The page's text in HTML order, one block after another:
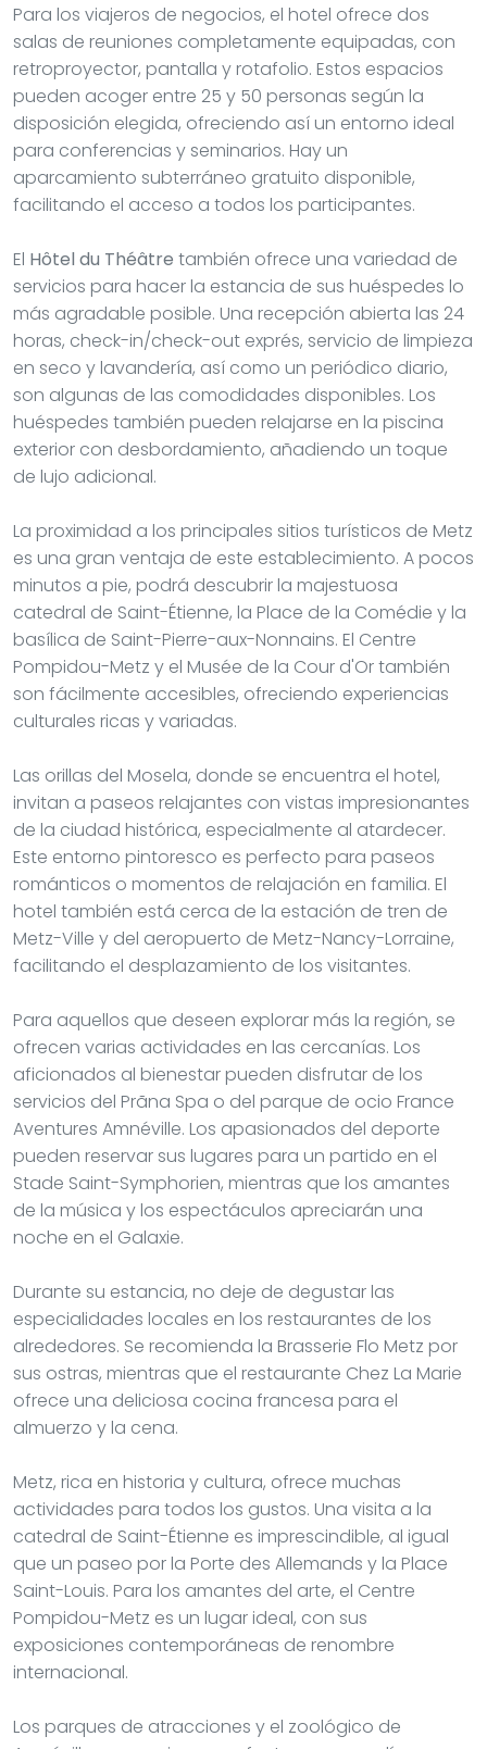
Para los viajeros de negocios, el hotel ofrece dos
salas de reuniones completamente equipadas, con
retroproyector, pantalla y rotafolio. Estos espacios
pueden acoger entre 25 y 50 personas según la
disposición elegida, ofreciendo así un entorno ideal
para conferencias y seminarios. Hay un
aparcamiento subterráneo gratuito disponible,
facilitando el acceso a todos los participantes.
El Hôtel du Théâtre también ofrece una variedad de
servicios para hacer la estancia de sus huéspedes lo
más agradable posible. Una recepción abierta las 24
horas, check-in/check-out exprés, servicio de limpieza
en seco y lavandería, así como un periódico diario,
son algunas de las comodidades disponibles. Los
huéspedes también pueden relajarse en la piscina
exterior con desbordamiento, añadiendo un toque
de lujo adicional.
La proximidad a los principales sitios turísticos de Metz
es una gran ventaja de este establecimiento. A pocos
minutos a pie, podrá descubrir la majestuosa
catedral de Saint-Étienne, la Place de la Comédie y la
basílica de Saint-Pierre-aux-Nonnains. El Centre
Pompidou-Metz y el Musée de la Cour d'Or también
son fácilmente accesibles, ofreciendo experiencias
culturales ricas y variadas.
Las orillas del Mosela, donde se encuentra el hotel,
invitan a paseos relajantes con vistas impresionantes
de la ciudad histórica, especialmente al atardecer.
Este entorno pintoresco es perfecto para paseos
románticos o momentos de relajación en familia. El
hotel también está cerca de la estación de tren de
Metz-Ville y del aeropuerto de Metz-Nancy-Lorraine,
facilitando el desplazamiento de los visitantes.
Para aquellos que deseen explorar más la región, se
ofrecen varias actividades en las cercanías. Los
aficionados al bienestar pueden disfrutar de los
servicios del Prãna Spa o del parque de ocio France
Aventures Amnéville. Los apasionados del deporte
pueden reservar sus lugares para un partido en el
Stade Saint-Symphorien, mientras que los amantes
de la música y los espectáculos apreciarán una
noche en el Galaxie.
Durante su estancia, no deje de degustar las
especialidades locales en los restaurantes de los
alrededores. Se recomienda la Brasserie Flo Metz por
sus ostras, mientras que el restaurante Chez La Marie
ofrece una deliciosa cocina francesa para el
almuerzo y la cena.
Metz, rica en historia y cultura, ofrece muchas
actividades para todos los gustos. Una visita a la
catedral de Saint-Étienne es imprescindible, al igual
que un paseo por la Porte des Allemands y la Place
Saint-Louis. Para los amantes del arte, el Centre
Pompidou-Metz es un lugar ideal, con sus
exposiciones contemporáneas de renombre
internacional.
Los parques de atracciones y el zoológico de